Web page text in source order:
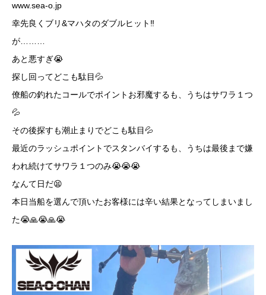
www.sea-o.jp
幸先良くブリ&マハタのダブルヒット‼️
が………
あと悪すぎ😭
探し回ってどこも駄目💦
僚船の釣れたコールでポイントお邪魔するも、うちはサワラ１つ
💦
その後探すも潮止まりでどこも駄目💦
最近のラッシュポイントでスタンバイするも、うちは最後まで嫌
われ続けてサワラ１つのみ😭😭😭
なんて日だ😫
本日当船を選んで頂いたお客様には辛い結果となってしまいまし
た😭🙏😭🙏😭